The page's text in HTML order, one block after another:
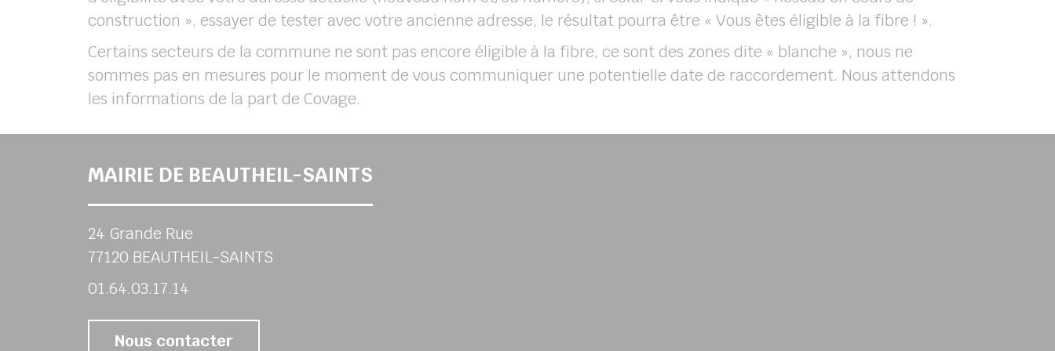
construction », essayer de tester avec votre ancienne adresse, le résultat pourra être « Vous êtes éligible à la fibre ! ».
Certains secteurs de la commune ne sont pas encore éligible à la fibre, ce sont des zones dite « blanche », nous ne
sommes pas en mesures pour le moment de vous communiquer une potentielle date de raccordement. Nous attendons
les informations de la part de Covage.
MAIRIE DE BEAUTHEIL-SAINTS
24 Grande Rue
77120 BEAUTHEIL-SAINTS
01.64.03.17.14
Nous contacter